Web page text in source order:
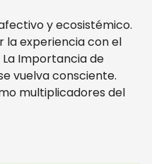
y ecosistémico.
la experiencia con el
Importancia de
vuelva consciente.
multiplicadores del